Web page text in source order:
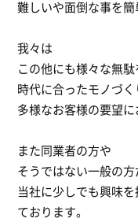
難しいや面倒な事を
我々は
この他にも様々な無駄
時代に合ったモノづ
多様なお客様の要望に
また同業者の方や
そうではない一般の方
当社に少しでも興味
ております。